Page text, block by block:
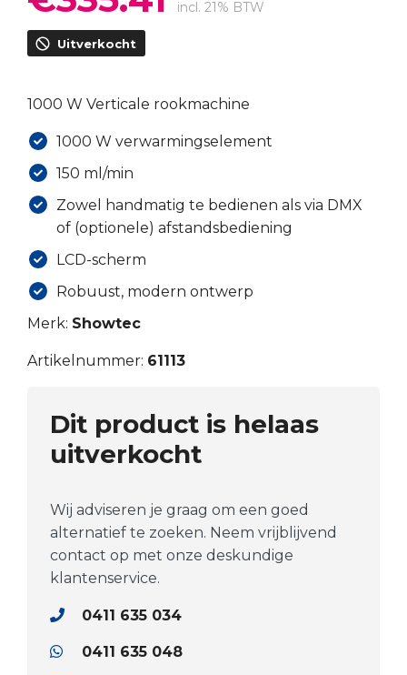
prijs
was:
€465.85.
prijs
incl. 21% BTW
Uitverkocht
1000 W Verticale rookmachine
1000 W verwarmingselement
150 ml/min
Zowel handmatig te bedienen als via DMX
of (optionele) afstandsbediening
LCD-scherm
Robuust, modern ontwerp
Merk: Showtec
Artikelnummer: 61113
Dit product is helaas
uitverkocht
Wij adviseren je graag om een goed
alternatief te zoeken. Neem vrijblijvend
contact op met onze deskundige
klantenservice.
0411 635 034
0411 635 048